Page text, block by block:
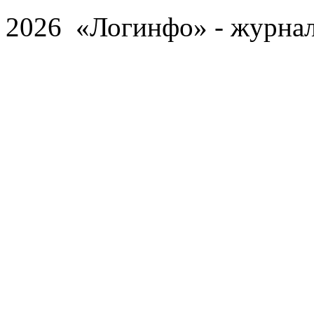
2026 «Логинфо» -